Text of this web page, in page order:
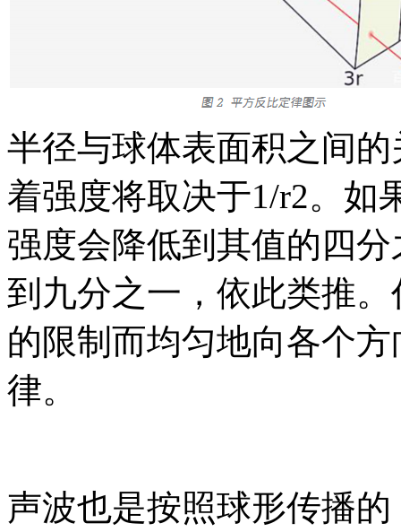
半径与球体表面积之间
着强度将取决于1/r2。如
强度会降低到其值的四
到九分之一，依此类推
的限制而均匀地向各个
律。
声波也是按照球形传播